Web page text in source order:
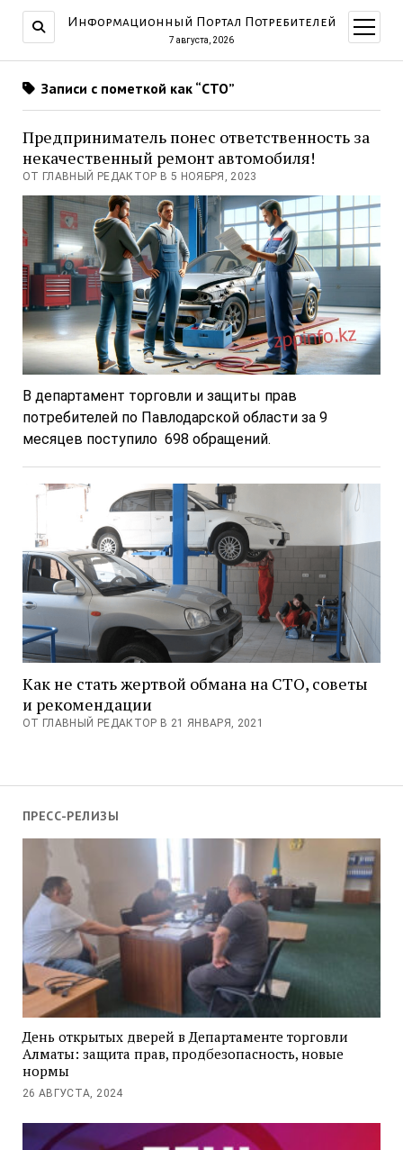
Информационный Портал Потребителей
7 августа, 2026
меню
ПРЕСС-РЕЛИЗЫ
День открытых дверей в Департаменте торговли
Алматы: защита прав, продбезопасность, новые
нормы
26 АВГУСТА, 2024
Записи с пометкой как “СТО”
Предприниматель понес ответственность за
некачественный ремонт автомобиля!
ОТ ГЛАВНЫЙ РЕДАКТОР В 5 НОЯБРЯ, 2023
В департамент торговли и защиты прав
потребителей по Павлодарской области за 9
месяцев поступило 698 обращений.
Как не стать жертвой обмана на СТО, советы
и рекомендации
ОТ ГЛАВНЫЙ РЕДАКТОР В 21 ЯНВАРЯ, 2021